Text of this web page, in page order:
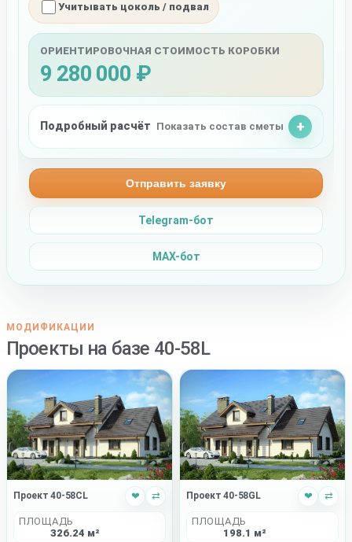
Учитывать цоколь / подвал
ОРИЕНТИРОВОЧНАЯ СТОИМОСТЬ КОРОБКИ
9 280 000 ₽
Подробный расчёт Показать состав сметы
Отправить заявку
Telegram-бот
MAX-бот
МОДИФИКАЦИИ
Проекты на базе 40-58L
Проект 40-58CL ❤ ⇄
ПЛОЩАДЬ
326.24 м²
Проект 40-58GL ❤ ⇄
ПЛОЩАДЬ
198.1 м²